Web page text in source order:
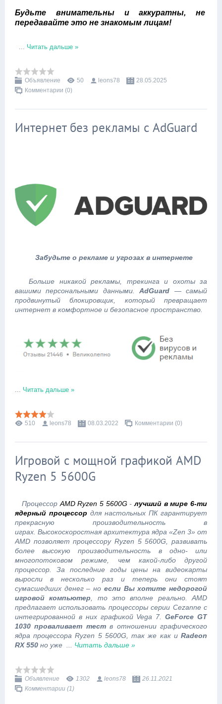
Будьте внимательны и аккуратны, не
передавайте это не знакомым лицам!
... Читать дальше »
Объявление 50 leons78
28.05.2025
Комментарии (0)
Интернет без рекламы с AdGuard
Забудьте о рекламе и угрозах в интернете
Больше никакой рекламы, трекинга и охоты за
вашими персональными данными.AdGuard — самый
продвинутый блокировщик, который превращает
интернет в комфортное и безопасное пространство.
... Читать дальше »
510 leons78 08.03.2022 Комментарии (0)
Игровой с мощной графикой AMD
Ryzen 5 5600G
Процессор AMD Ryzen 5 5600G-лучший в мире 6-ти
ядерный процессор для настольных ПК гарантирует
прекрасную производительность в
играх. Высокоскоростная архитектура ядра «Zen 3» от
AMD позволяет процессору Ryzen 5 5600G, развивать
более высокую производительность в одно- или
многопотоковом режиме, чем какой-либо другой
процессор. За последние годы цены на видеокарты
выросли в несколько раз и теперь они стоят
сумасшедших денег – но если Вы хотите недорогой
игровой компьютер , то это вполне реально. AMD
предлагает использовать процессоры серии Cezanne с
интегрированной в них графикой Vega 7.GeForce GT
1030 проваливает теств отношении графического
ядра процессора Ryzen 5 5600G, так же как и Radeon
RX 550 но уже Читать дальше »
Объявление 1302 leons78
26.11.2021
Комментарии (1)